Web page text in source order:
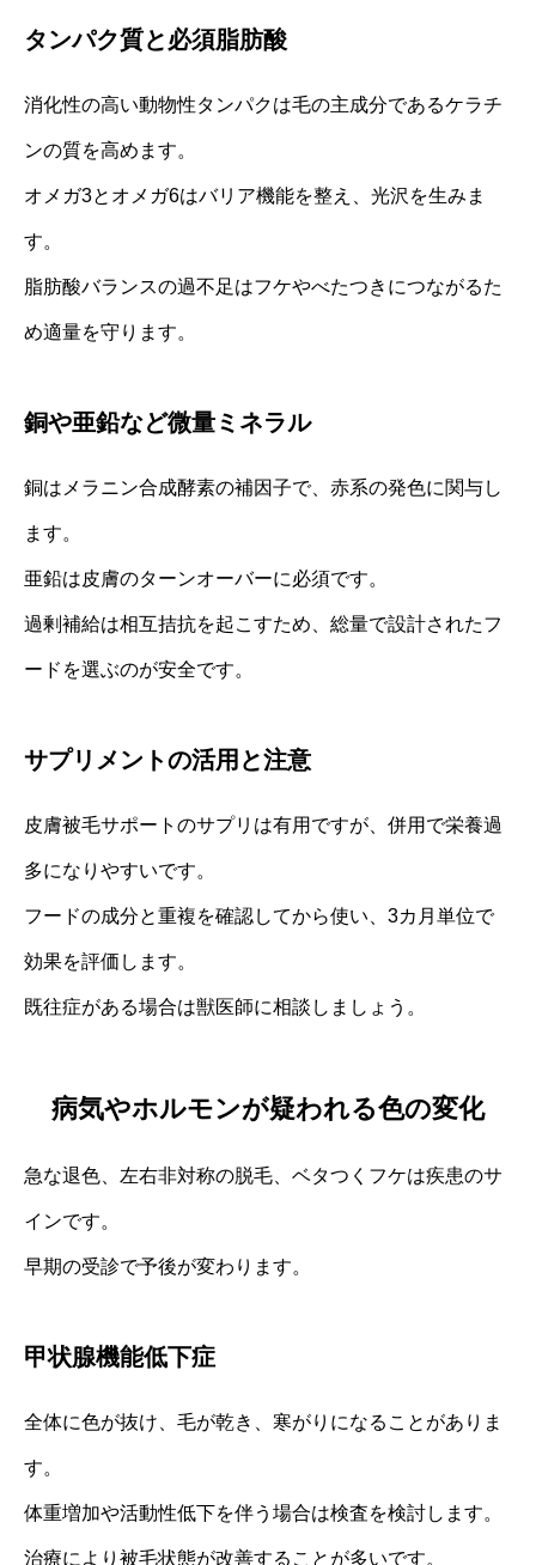
タンパク質と必須脂肪酸
消化性の高い動物性タンパクは毛の主成分であるケラチ
ンの質を高めます。
オメガ3とオメガ6はバリア機能を整え、光沢を生みま
す。
脂肪酸バランスの過不足はフケやべたつきにつながるた
め適量を守ります。
銅や亜鉛など微量ミネラル
銅はメラニン合成酵素の補因子で、赤系の発色に関与し
ます。
亜鉛は皮膚のターンオーバーに必須です。
過剰補給は相互拮抗を起こすため、総量で設計されたフ
ードを選ぶのが安全です。
サプリメントの活用と注意
皮膚被毛サポートのサプリは有用ですが、併用で栄養過
多になりやすいです。
フードの成分と重複を確認してから使い、3カ月単位で
効果を評価します。
既往症がある場合は獣医師に相談しましょう。
病気やホルモンが疑われる色の変化
急な退色、左右非対称の脱毛、ベタつくフケは疾患のサ
インです。
早期の受診で予後が変わります。
甲状腺機能低下症
全体に色が抜け、毛が乾き、寒がりになることがありま
す。
体重増加や活動性低下を伴う場合は検査を検討します。
治療により被毛状態が改善することが多いです。